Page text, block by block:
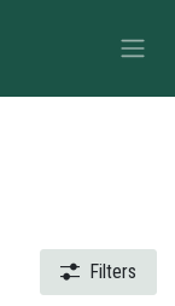
Filters